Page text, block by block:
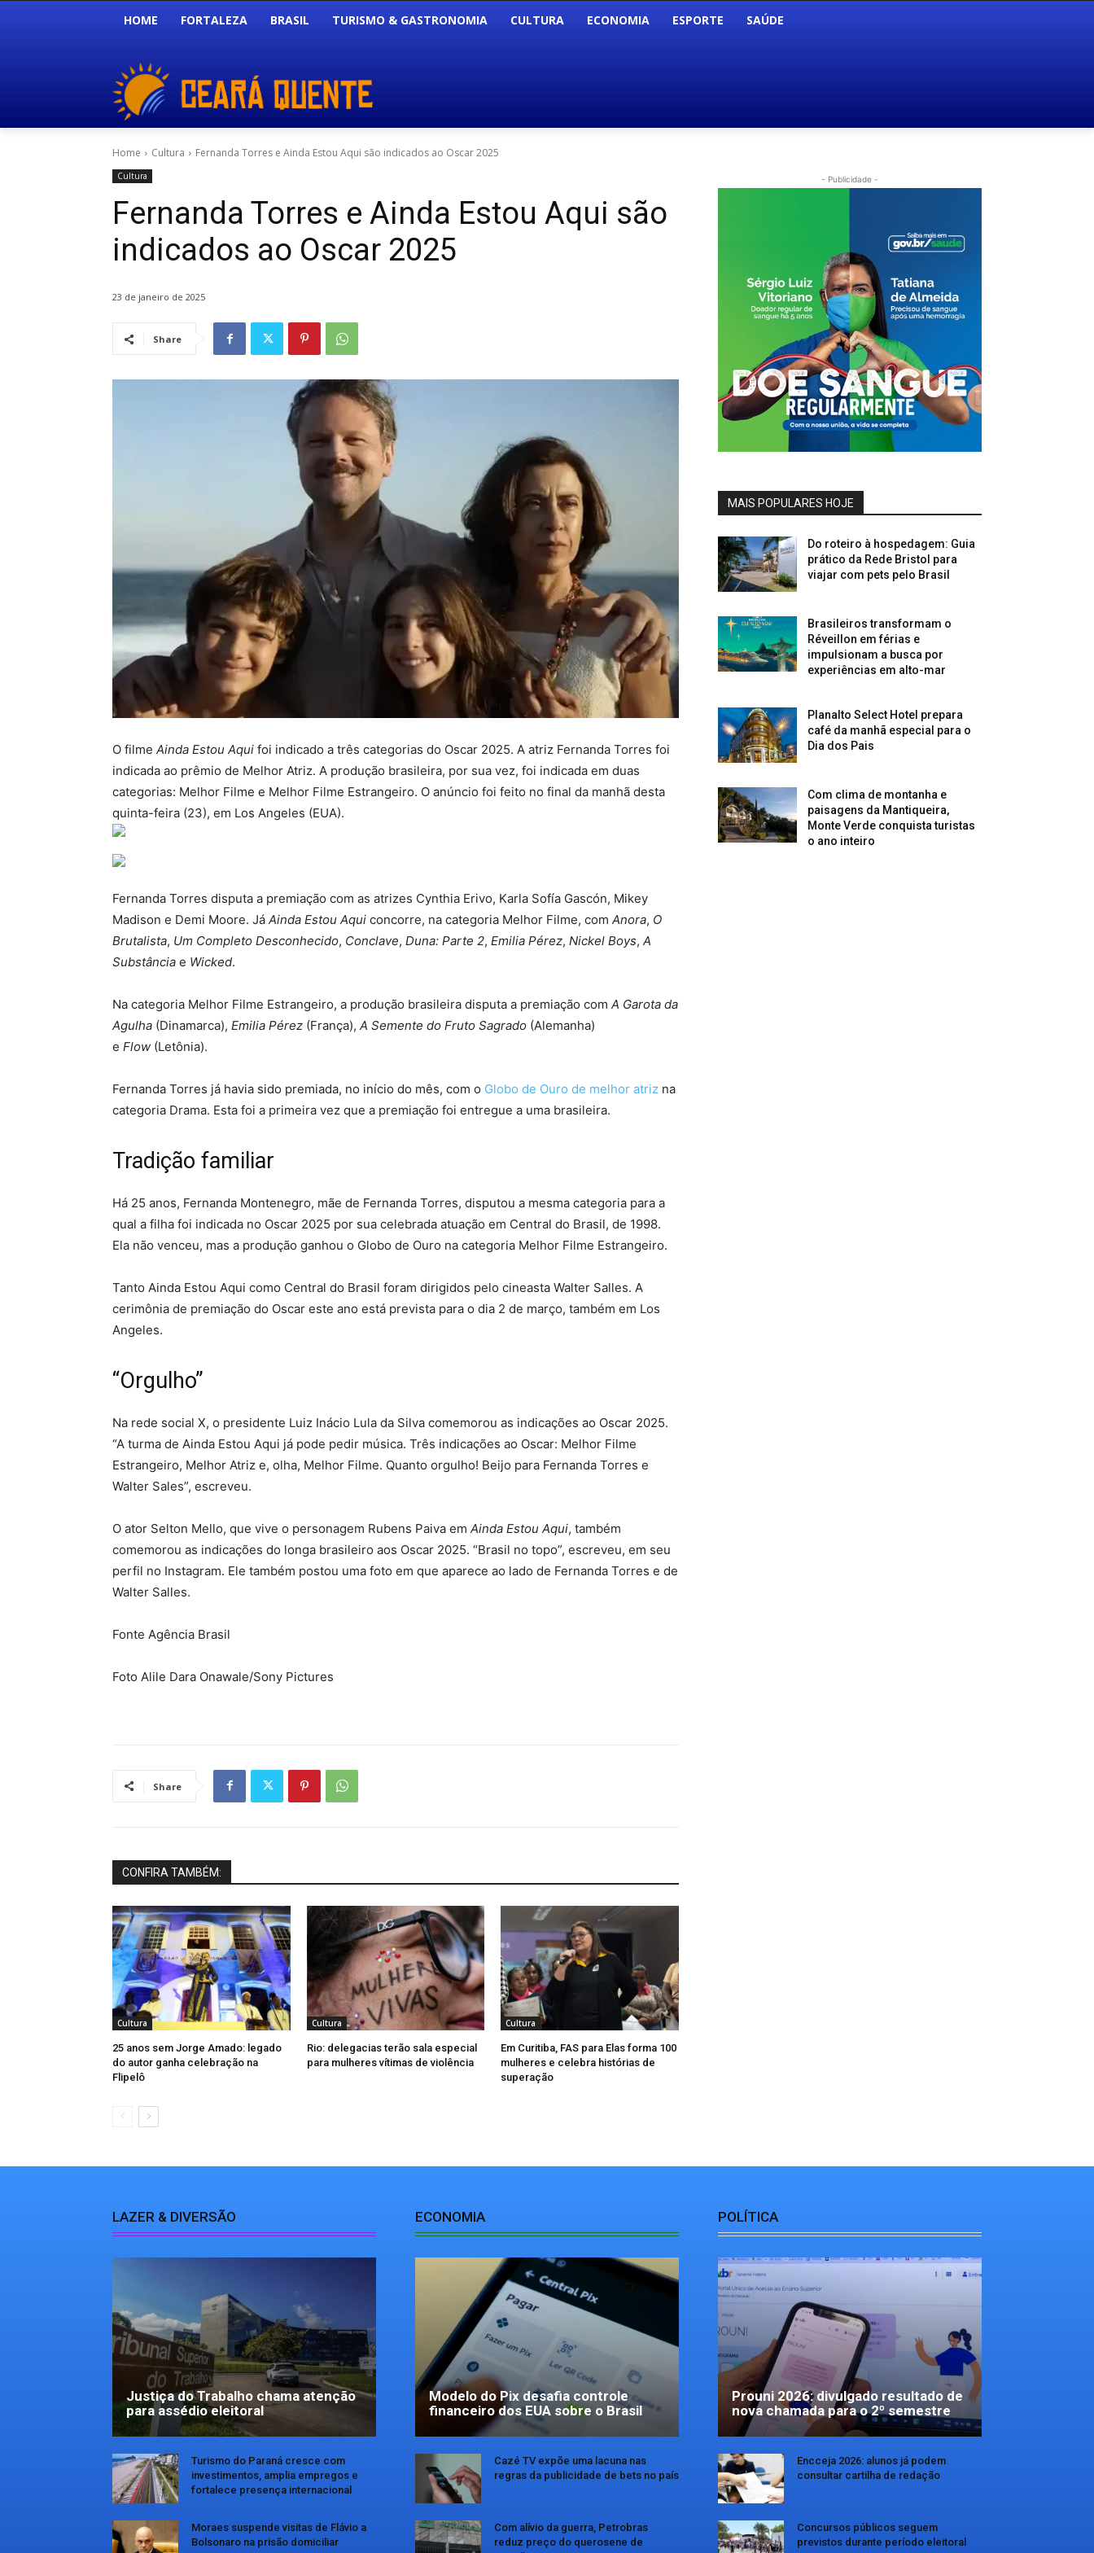
HOME FORTALEZA BRASIL TURISMO & GASTRONOMIA CULTURA ECONOMIA ESPORTE SAÚDE
Home Cultura Fernanda Torres e Ainda Estou Aqui são indicados ao Oscar 2025
Cultura
Fernanda Torres e Ainda Estou Aqui são
indicados ao Oscar 2025
23 de janeiro de 2025
Share
O filme Ainda Estou Aqui foi indicado a três categorias do Oscar 2025. A atriz Fernanda Torres foi
indicada ao prêmio de Melhor Atriz. A produção brasileira, por sua vez, foi indicada em duas
categorias: Melhor Filme e Melhor Filme Estrangeiro. O anúncio foi feito no final da manhã desta
quinta-feira (23), em Los Angeles (EUA).
Fernanda Torres disputa a premiação com as atrizes Cynthia Erivo, Karla Sofía Gascón, Mikey
Madison e Demi Moore. Já Ainda Estou Aqui concorre, na categoria Melhor Filme, com Anora, O
Brutalista, Um Completo Desconhecido, Conclave, Duna: Parte 2, Emilia Pérez, Nickel Boys, A
Substância e Wicked.
Na categoria Melhor Filme Estrangeiro, a produção brasileira disputa a premiação com A Garota da
Agulha (Dinamarca), Emilia Pérez (França), A Semente do Fruto Sagrado (Alemanha)
e Flow (Letônia).
Fernanda Torres já havia sido premiada, no início do mês, com o Globo de Ouro de melhor atriz na
categoria Drama. Esta foi a primeira vez que a premiação foi entregue a uma brasileira.
Tradição familiar
Há 25 anos, Fernanda Montenegro, mãe de Fernanda Torres, disputou a mesma categoria para a
qual a filha foi indicada no Oscar 2025 por sua celebrada atuação em Central do Brasil, de 1998.
Ela não venceu, mas a produção ganhou o Globo de Ouro na categoria Melhor Filme Estrangeiro.
Tanto Ainda Estou Aqui como Central do Brasil foram dirigidos pelo cineasta Walter Salles. A
cerimônia de premiação do Oscar este ano está prevista para o dia 2 de março, também em Los
Angeles.
“Orgulho”
Na rede social X, o presidente Luiz Inácio Lula da Silva comemorou as indicações ao Oscar 2025.
“A turma de Ainda Estou Aqui já pode pedir música. Três indicações ao Oscar: Melhor Filme
Estrangeiro, Melhor Atriz e, olha, Melhor Filme. Quanto orgulho! Beijo para Fernanda Torres e
Walter Sales”, escreveu.
O ator Selton Mello, que vive o personagem Rubens Paiva em Ainda Estou Aqui, também
comemorou as indicações do longa brasileiro aos Oscar 2025. “Brasil no topo”, escreveu, em seu
perfil no Instagram. Ele também postou uma foto em que aparece ao lado de Fernanda Torres e de
Walter Salles.
Fonte Agência Brasil
Foto Alile Dara Onawale/Sony Pictures
Share
CONFIRA TAMBÉM:
Cultura
25 anos sem Jorge Amado: legado
do autor ganha celebração na
Flipelô
Cultura
Rio: delegacias terão sala especial
para mulheres vítimas de violência
Cultura
Em Curitiba, FAS para Elas forma 100
mulheres e celebra histórias de
superação
- Publicidade -
MAIS POPULARES HOJE
Do roteiro à hospedagem: Guia
prático da Rede Bristol para
viajar com pets pelo Brasil
Brasileiros transformam o
Réveillon em férias e
impulsionam a busca por
experiências em alto-mar
Planalto Select Hotel prepara
café da manhã especial para o
Dia dos Pais
Com clima de montanha e
paisagens da Mantiqueira,
Monte Verde conquista turistas
o ano inteiro
LAZER & DIVERSÃO
Justiça do Trabalho chama atenção
para assédio eleitoral
Turismo do Paraná cresce com
investimentos, amplia empregos e
fortalece presença internacional
Moraes suspende visitas de Flávio a
Bolsonaro na prisão domiciliar
ECONOMIA
Modelo do Pix desafia controle
financeiro dos EUA sobre o Brasil
Cazé TV expõe uma lacuna nas
regras da publicidade de bets no país
Com alívio da guerra, Petrobras
reduz preço do querosene de
POLÍTICA
Prouni 2026: divulgado resultado de
nova chamada para o 2º semestre
Encceja 2026: alunos já podem
consultar cartilha de redação
Concursos públicos seguem
previstos durante período eleitoral